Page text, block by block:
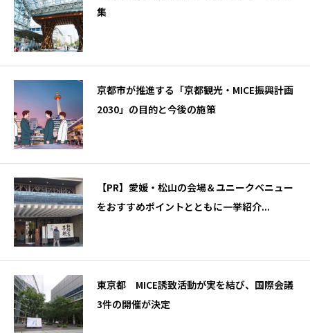
集
京都市が推進する「京都観光・MICE振興計画
2030」の目的と今後の施策
【PR】愛媛・松山の会場＆ユニークベニュー
をおすすめポイントとともに一挙紹介...
東京都 MICE誘致活動が実を結び、国際会議
3件の開催が決定